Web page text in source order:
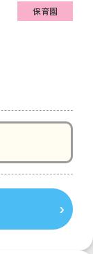
保育園